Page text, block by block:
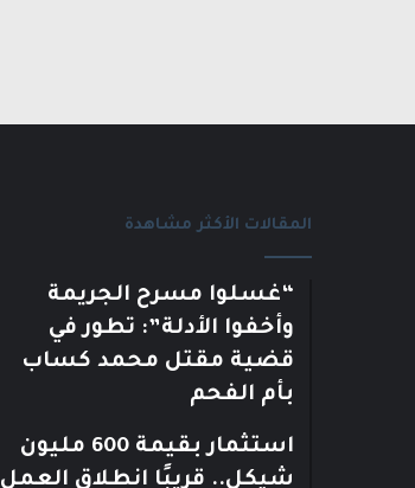
المقالات الأكثر مشاهدة
“غسلوا مسرح الجريمة
وأخفوا الأدلة”: تطور في
قضية مقتل محمد كساب
بأم الفحم
استثمار بقيمة 600 مليون
شيكل.. قريبًا انطلاق العمل